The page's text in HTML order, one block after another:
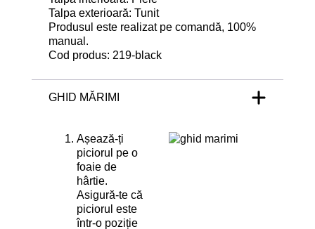
Talpa exterioară: Tunit
Produsul este realizat pe comandă, 100%
manual.
Cod produs: 219-black
GHID MĂRIMI
Așează-ți
piciorul pe o
foaie de
hârtie.
Asigură-te că
piciorul este
într-o poziție